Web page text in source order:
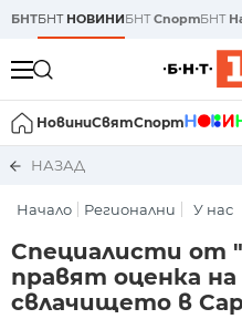
БНТБНТ НОВИНИБНТСпортБНТ
НовиниСвятСпорт
НАЗАД
Начало Регионални У нас
Специалисти от
правят оценка
свлачището в